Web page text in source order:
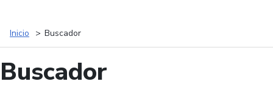
Inicio Buscador
Buscador